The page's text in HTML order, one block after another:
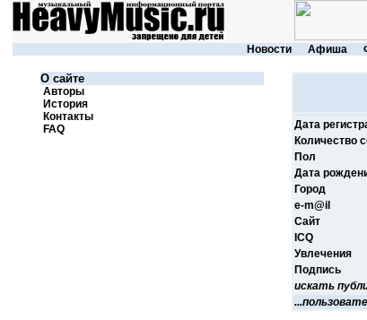
Новости Афиша
О сайте
Авторы
История
Контакты
FAQ
Дата
Количество
Пол
Дата
Город
e-m@il
Cайт
ICQ
Увлечения
Подпись
искать